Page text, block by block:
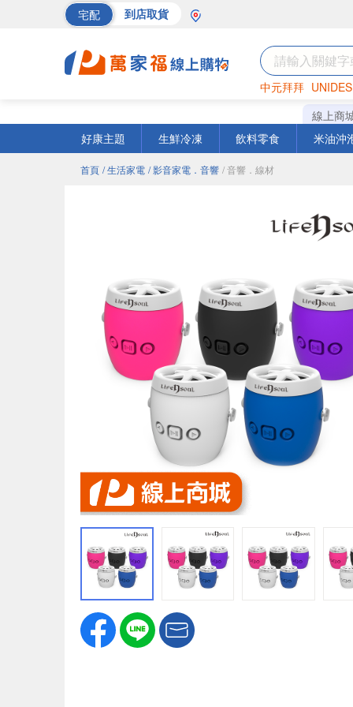
宅配 到店取貨
中元拜拜
巧克力 罐頭
線上商
好康主題
生鮮冷凍 飲料零食 米油沖
首頁 / 生活家電 / 影音家電．音響 / 音響．線材